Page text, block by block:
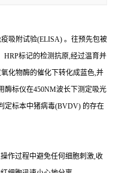
吸附试验(ELISA) 。往预先包被
HRP标记的检测抗原,经过温育并
化物酶的催化下转化成蓝色,并
酶标仪在450NM波长下测定吸光
定标本中猪病毒(BVDV) 的存在
作过程中避免任何细胞刺激,收